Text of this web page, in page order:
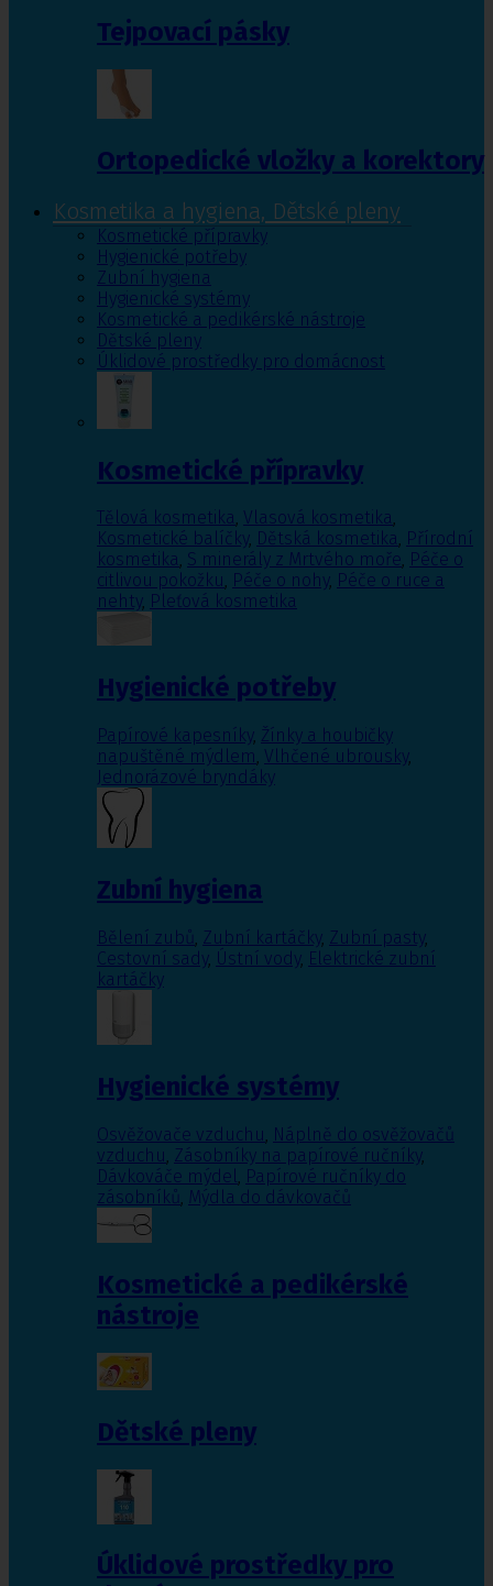
Tejpovací pásky
Ortopedické vložky a korektory
Kosmetika a hygiena, Dětské pleny
Kosmetické přípravky
Hygienické potřeby
Zubní hygiena
Hygienické systémy
Kosmetické a pedikérské nástroje
Dětské pleny
Úklidové prostředky pro domácnost
Kosmetické přípravky
Tělová kosmetika, Vlasová kosmetika,
Kosmetické balíčky, Dětská kosmetika, Přírodní
kosmetika, S minerály z Mrtvého moře, Péče o
citlivou pokožku, Péče o nohy, Péče o ruce a
nehty, Pleťová kosmetika
Hygienické potřeby
Papírové kapesníky, Žínky a houbičky
napuštěné mýdlem, Vlhčené ubrousky,
Jednorázové bryndáky
Zubní hygiena
Bělení zubů, Zubní kartáčky, Zubní pasty,
Cestovní sady, Ústní vody, Elektrické zubní
kartáčky
Hygienické systémy
Osvěžovače vzduchu, Náplně do osvěžovačů
vzduchu, Zásobníky na papírové ručníky,
Dávkováče mýdel, Papírové ručníky do
zásobníků, Mýdla do dávkovačů
Kosmetické a pedikérské
nástroje
Dětské pleny
Úklidové prostředky pro